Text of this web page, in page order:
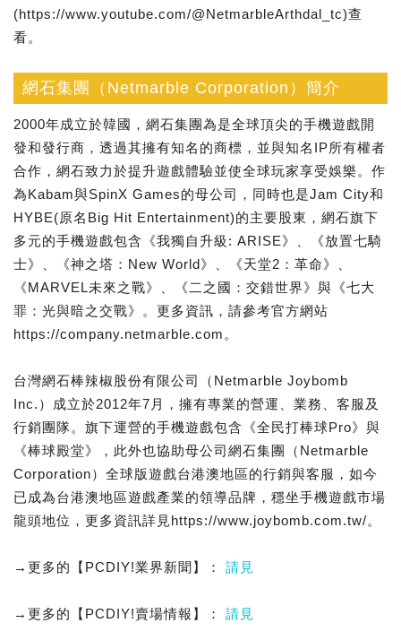
(https://www.youtube.com/@NetmarbleArthdal_tc)查
看。
網石集團（Netmarble Corporation）簡介
2000年成立於韓國，網石集團為是全球頂尖的手機遊戲開
發和發行商，透過其擁有知名的商標，並與知名IP所有權者
合作，網石致力於提升遊戲體驗並使全球玩家享受娛樂。作
為Kabam與SpinX Games的母公司，同時也是Jam City和
HYBE(原名Big Hit Entertainment)的主要股東，網石旗下
多元的手機遊戲包含《我獨自升級: ARISE》、《放置七騎
士》、《神之塔：New World》、《天堂2：革命》、
《MARVEL未來之戰》、《二之國：交錯世界》與《七大
罪：光與暗之交戰》。更多資訊，請參考官方網站
https://company.netmarble.com。
台灣網石棒辣椒股份有限公司（Netmarble Joybomb
Inc.）成立於2012年7月，擁有專業的營運、業務、客服及
行銷團隊。旗下運營的手機遊戲包含《全民打棒球Pro》與
《棒球殿堂》，此外也協助母公司網石集團（Netmarble
Corporation）全球版遊戲台港澳地區的行銷與客服，如今
已成為台港澳地區遊戲產業的領導品牌，穩坐手機遊戲市場
龍頭地位，更多資訊詳見https://www.joybomb.com.tw/。
→更多的【PCDIY!業界新聞】： 請見
→更多的【PCDIY!賣場情報】： 請見